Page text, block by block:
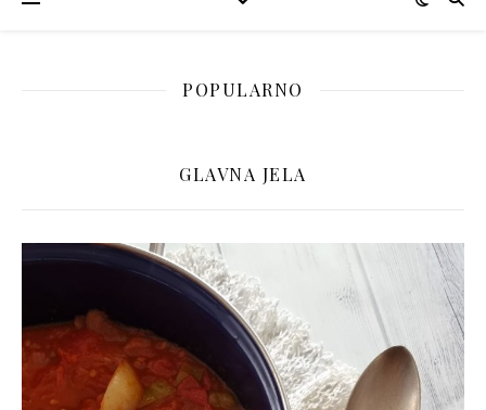
POPULARNO
GLAVNA JELA